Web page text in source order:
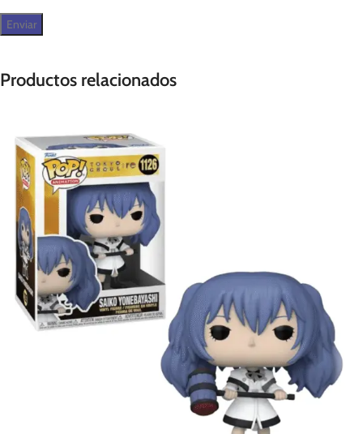
Productos relacionados